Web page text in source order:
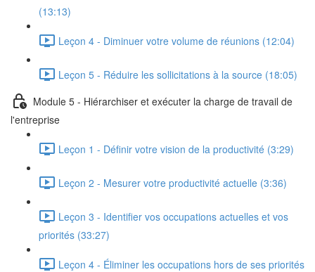
(13:13)
Leçon 4 - Diminuer votre volume de réunions (12:04)
Leçon 5 - Réduire les sollicitations à la source (18:05)
Module 5 - Hiérarchiser et exécuter la charge de travail de
l'entreprise
Leçon 1 - Définir votre vision de la productivité (3:29)
Leçon 2 - Mesurer votre productivité actuelle (3:36)
Leçon 3 - Identifier vos occupations actuelles et vos
priorités (33:27)
Leçon 4 - Éliminer les occupations hors de ses priorités